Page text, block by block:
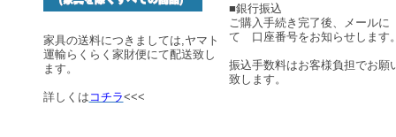
家具の送料につきましては,ヤマト
運輸らくらく家財便にて配送致し
ます。
詳しくは コチラ<<<
■銀行振込
ご購入手続き完了後、メールに
て 口座番号をお知らせします
振込手数料はお客様負担でお願
致します。